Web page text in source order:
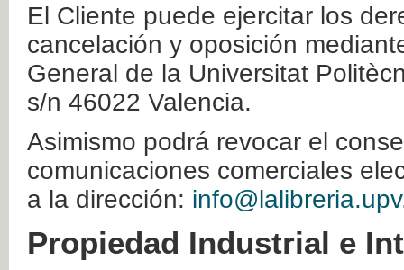
El Cliente puede ejercitar los
cancelación y oposición
General de la Universitat
s/n 46022 Valencia.
Asimismo podrá revocar el
comunicaciones comerciales
a la dirección:
Propiedad Industrial e